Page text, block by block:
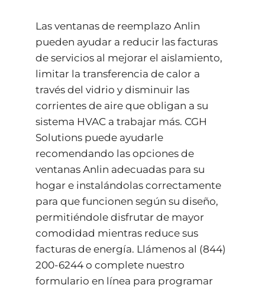
Las ventanas de reemplazo Anlin
pueden ayudar a reducir las facturas
de servicios al mejorar el aislamiento,
limitar la transferencia de calor a
través del vidrio y disminuir las
corrientes de aire que obligan a su
sistema HVAC a trabajar más. CGH
Solutions puede ayudarle
recomendando las opciones de
ventanas Anlin adecuadas para su
hogar e instalándolas correctamente
para que funcionen según su diseño,
permitiéndole disfrutar de mayor
comodidad mientras reduce sus
facturas de energía. Llámenos al (844)
200-6244o complete nuestro
formulario en línea para programar